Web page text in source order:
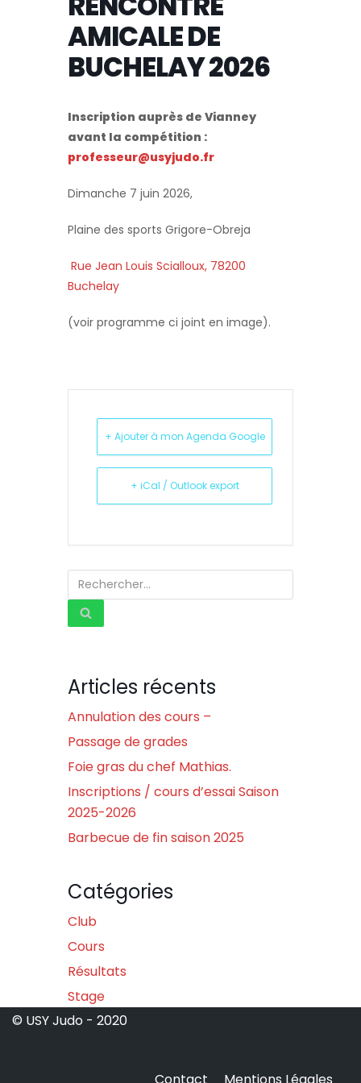
AMICALE DE
BUCHELAY 2026
Inscription auprès de Vianney
avant la compétition :
professeur@usyjudo.fr
Dimanche 7 juin 2026,
Plaine des sports Grigore-Obreja
Rue Jean Louis Scialloux, 78200
Buchelay
(voir programme ci joint en image).
+ Ajouter à mon Agenda Google
+ iCal / Outlook export
Articles récents
Annulation des cours –
Passage de grades
Foie gras du chef Mathias.
Inscriptions / cours d’essai Saison
2025-2026
Barbecue de fin saison 2025
Catégories
Club
Cours
Résultats
Stage
© USY Judo - 2020